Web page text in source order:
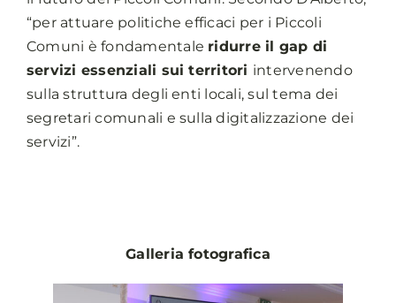
“per attuare politiche efficaci per i Piccoli
Comuni è fondamentale ridurre il gap di
servizi essenziali sui territori intervenendo
sulla struttura degli enti locali, sul tema dei
segretari comunali e sulla digitalizzazione dei
servizi”.
Galleria fotografica